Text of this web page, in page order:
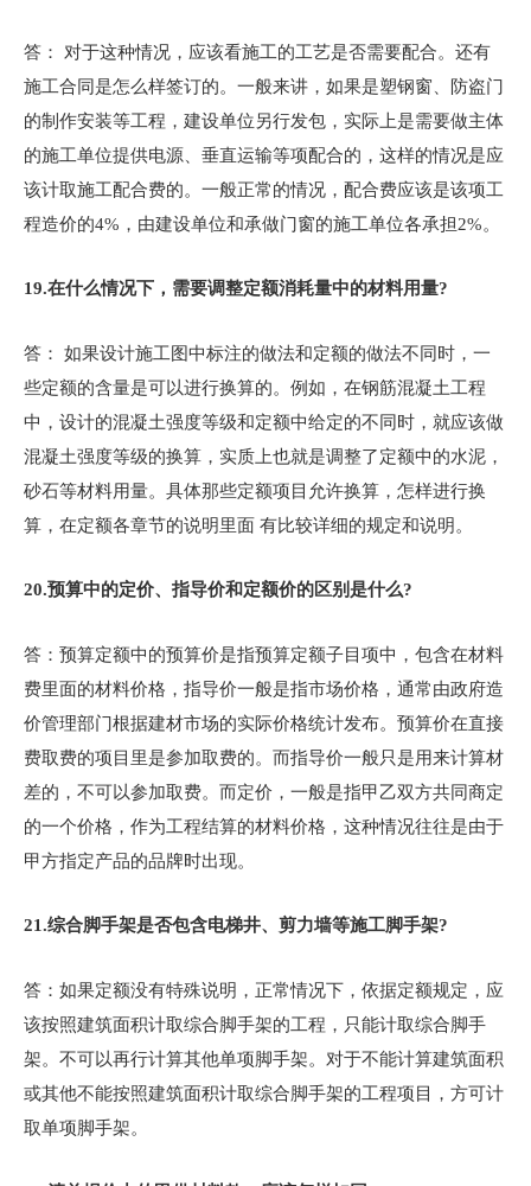
答： 对于这种情况，应该看施工的工艺是否需要配合。还有
施工合同是怎么样签订的。一般来讲，如果是塑钢窗、防盗门
的制作安装等工程，建设单位另行发包，实际上是需要做主体
的施工单位提供电源、垂直运输等项配合的，这样的情况是应
该计取施工配合费的。一般正常的情况，配合费应该是该项工
程造价的4%，由建设单位和承做门窗的施工单位各承担2%。
19.在什么情况下，需要调整定额消耗量中的材料用量?
答： 如果设计施工图中标注的做法和定额的做法不同时，一
些定额的含量是可以进行换算的。例如，在钢筋混凝土工程
中，设计的混凝土强度等级和定额中给定的不同时，就应该做
混凝土强度等级的换算，实质上也就是调整了定额中的水泥，
砂石等材料用量。具体那些定额项目允许换算，怎样进行换
算，在定额各章节的说明里面 有比较详细的规定和说明。
20.预算中的定价、指导价和定额价的区别是什么?
答：预算定额中的预算价是指预算定额子目项中，包含在材料
费里面的材料价格，指导价一般是指市场价格，通常由政府造
价管理部门根据建材市场的实际价格统计发布。预算价在直接
费取费的项目里是参加取费的。而指导价一般只是用来计算材
差的，不可以参加取费。而定价，一般是指甲乙双方共同商定
的一个价格，作为工程结算的材料价格，这种情况往往是由于
甲方指定产品的品牌时出现。
21.综合脚手架是否包含电梯井、剪力墙等施工脚手架?
答：如果定额没有特殊说明，正常情况下，依据定额规定，应
该按照建筑面积计取综合脚手架的工程，只能计取综合脚手
架。不可以再行计算其他单项脚手架。对于不能计算建筑面积
或其他不能按照建筑面积计取综合脚手架的工程项目，方可计
取单项脚手架。